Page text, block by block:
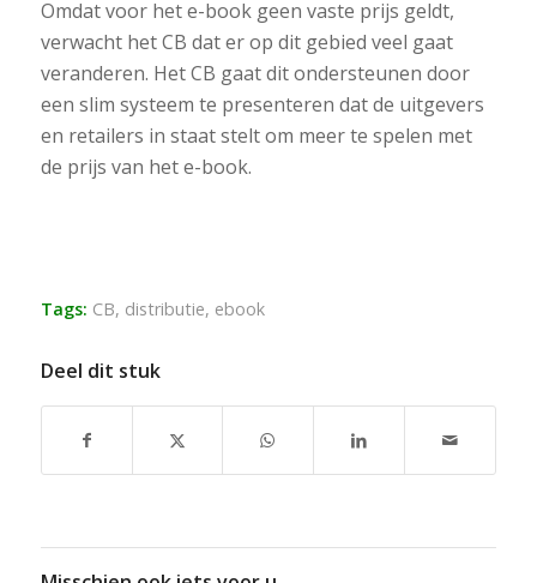
Omdat voor het e-book geen vaste prijs geldt,
verwacht het CB dat er op dit gebied veel gaat
veranderen. Het CB gaat dit ondersteunen door
een slim systeem te presenteren dat de uitgevers
en retailers in staat stelt om meer te spelen met
de prijs van het e-book.
Tags: CB, distributie, ebook
Deel dit stuk